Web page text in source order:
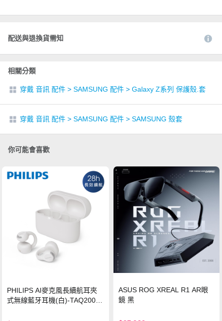
配送與退換貨需知
相關分類
穿戴 音訊 配件 > SAMSUNG 配件 > Galaxy Z系列 保護殼.套
穿戴 音訊 配件 > SAMSUNG 配件 > SAMSUNG 殼套
你可能會喜歡
PHILIPS AI麥克風長續航耳夾
式無線藍牙耳機(白)-TAQ2000
ASUS ROG XREAL R1 AR眼
鏡 黑